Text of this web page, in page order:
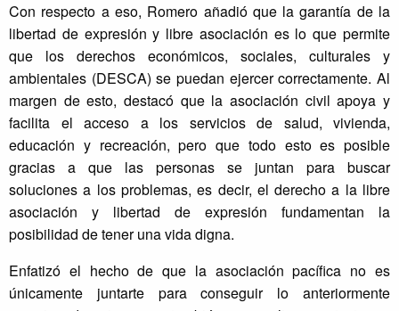
Con respecto a eso, Romero añadió que la garantía de la
libertad de expresión y libre asociación es lo que permite
que los derechos económicos, sociales, culturales y
ambientales (DESCA) se puedan ejercer correctamente. Al
margen de esto, destacó que la asociación civil apoya y
facilita el acceso a los servicios de salud, vivienda,
educación y recreación, pero que todo esto es posible
gracias a que las personas se juntan para buscar
soluciones a los problemas, es decir, el derecho a la libre
asociación y libertad de expresión fundamentan la
posibilidad de tener una vida digna.
Enfatizó el hecho de que la asociación pacífica no es
únicamente juntarte para conseguir lo anteriormente